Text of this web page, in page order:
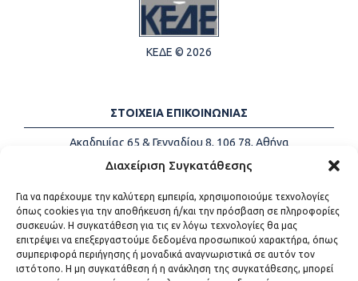
Διαχείριση Συγκατάθεσης
Για να παρέχουμε την καλύτερη εμπειρία, χρησιμοποιούμε τεχνολογίες
όπως cookies για την αποθήκευση ή/και την πρόσβαση σε πληροφορίες
συσκευών. Η συγκατάθεση για τις εν λόγω τεχνολογίες θα μας
επιτρέψει να επεξεργαστούμε δεδομένα προσωπικού χαρακτήρα, όπως
συμπεριφορά περιήγησης ή μοναδικά αναγνωριστικά σε αυτόν τον
ιστότοπο. Η μη συγκατάθεση ή η ανάκληση της συγκατάθεσης, μπορεί
ΚΕΔΕ © 2026
ΣΤΟΙΧΕΙΑ ΕΠΙΚΟΙΝΩΝΙΑΣ
Ακαδημίας 65 & Γενναδίου 8, 106 78, Αθήνα
Τηλέφωνα:
+30 213-2147500
Email:
info@kede.gr
ΧΡΗΣΙΜΟΙ ΣΥΝΔΕΣΜΟΙ
Η ΚΕΔΕ